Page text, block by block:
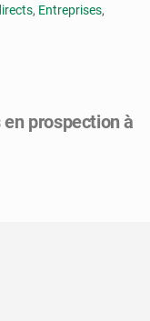
, Entreprises,
prospection à